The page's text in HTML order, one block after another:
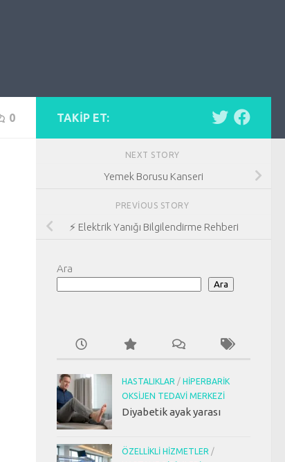
0 TAKIP ET:
NEXT STORY
Yemek Borusu Kanseri
PREVIOUS STORY
⚡ Elektrik Yanığı Bilgilendirme Rehberi
Ara
Ara
HASTALIKLAR / HIPERBARIK
OKSIJEN TEDAVI MERKEZI
Diyabetik ayak yarası
ÖZELLIKLI HIZMETLER /